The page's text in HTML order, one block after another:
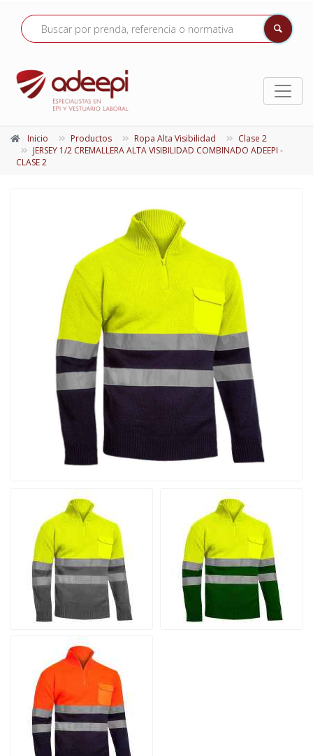
Inicio Productos Ropa Alta Visibilidad
Clase 2
JERSEY 1/2 CREMALLERA ALTA VISIBILIDAD COMBINADO ADEEPI -
CLASE 2